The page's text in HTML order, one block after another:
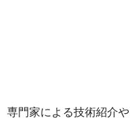
専門家による技術紹介